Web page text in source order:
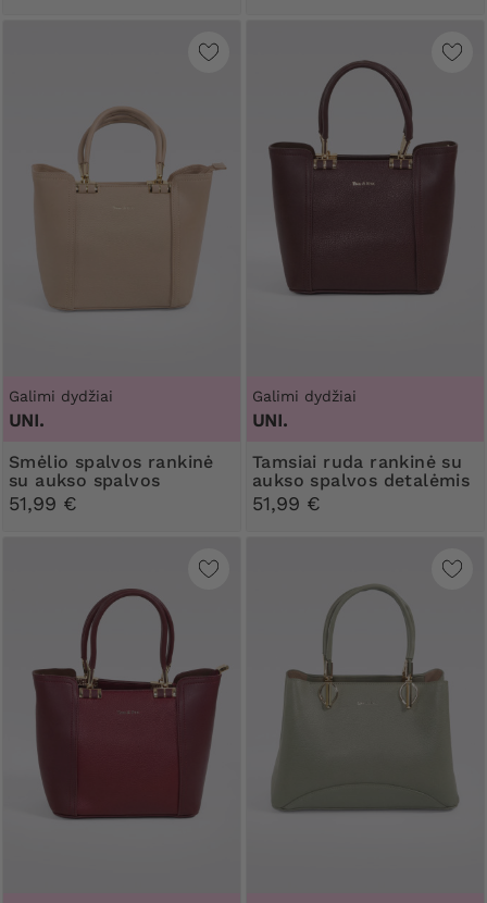
Galimi dydžiai
UNI.
Smėlio spalvos rankinė
su aukso spalvos
elementais
51,99 €
Galimi dydžiai
UNI.
Tamsiai ruda rankinė su
aukso spalvos detalėmis
51,99 €